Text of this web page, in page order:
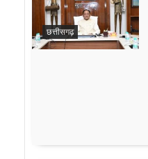
छत्तीसगढ़